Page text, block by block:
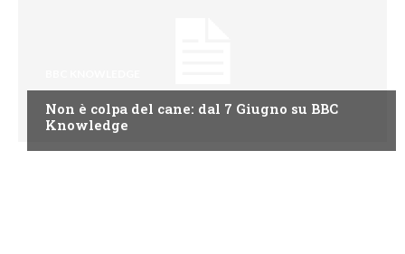
Non è colpa del cane: dal 7 Giugno su BBC
Knowledge